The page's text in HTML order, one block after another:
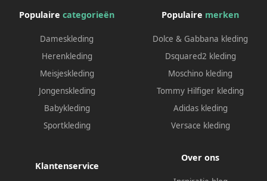
Populaire categorieën
Dameskleding
Herenkleding
Meisjeskleding
Jongenskleding
Babykleding
Sportkleding
Populaire merken
Dolce & Gabbana kleding
Dsquared2 kleding
Moschino kleding
Tommy Hilfiger kleding
Adidas kleding
Versace kleding
Klantenservice
Over ons